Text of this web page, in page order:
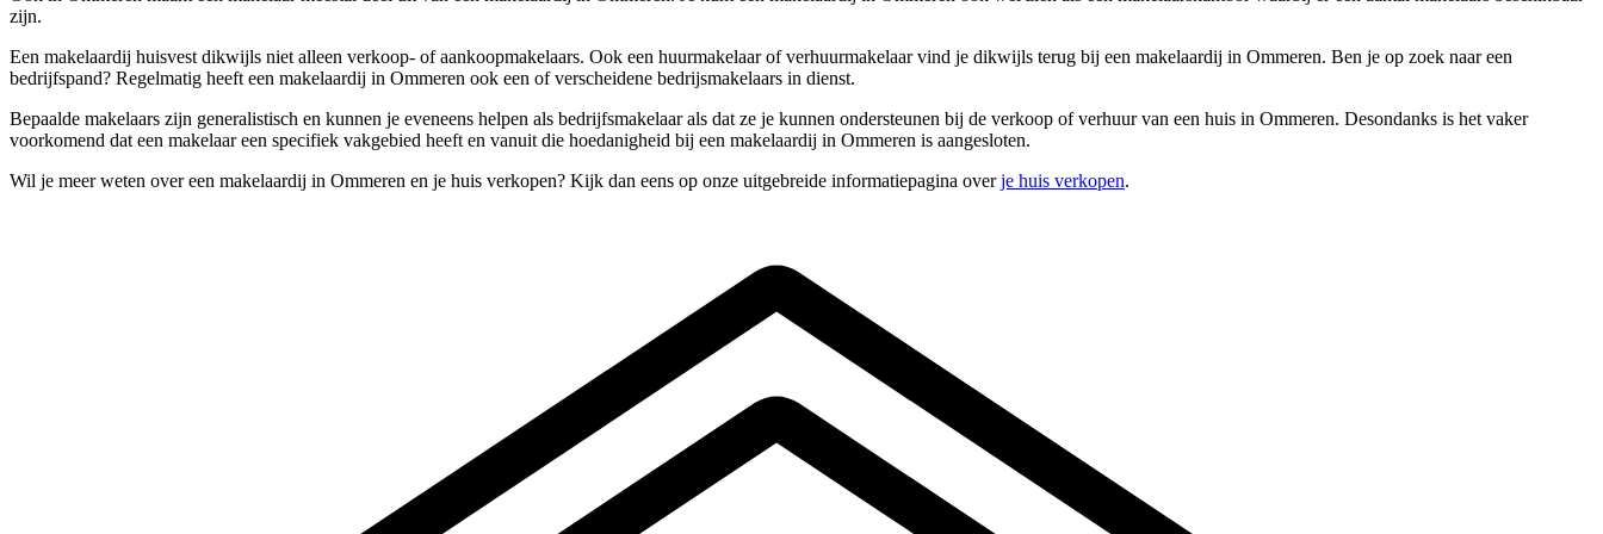
zijn.
Een makelaardij huisvest dikwijls niet alleen verkoop- of aankoopmakelaars. Ook een huurmakelaar of verhuurmakelaar vind je dikwijls terug bij een makelaardij in Ommeren. Ben je op zoek naar een
bedrijfspand? Regelmatig heeft een makelaardij in Ommeren ook een of verscheidene bedrijsmakelaars in dienst.
Bepaalde makelaars zijn generalistisch en kunnen je eveneens helpen als bedrijfsmakelaar als dat ze je kunnen ondersteunen bij de verkoop of verhuur van een huis in Ommeren. Desondanks is het vaker
voorkomend dat een makelaar een specifiek vakgebied heeft en vanuit die hoedanigheid bij een makelaardij in Ommeren is aangesloten.
Wil je meer weten over een makelaardij in Ommeren en je huis verkopen? Kijk dan eens op onze uitgebreide informatiepagina overje huis verkopen.